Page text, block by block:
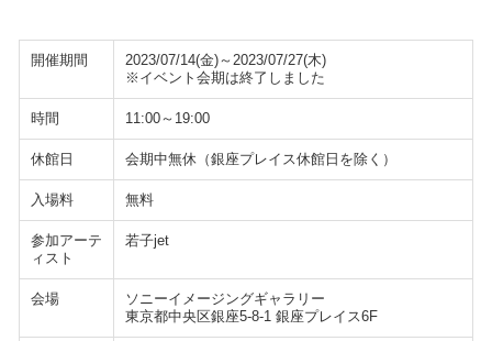
開催期間
2023/07/14(金)～2023/07/27(木)
※イベント会期は終了しました
時間 11:00～19:00
休館日 会期中無休（銀座プレイス休館日を除く）
入場料 無料
参加アーテ
ィスト
若子jet
会場
ソニーイメージングギャラリー
東京都中央区銀座5-8-1 銀座プレイス6F